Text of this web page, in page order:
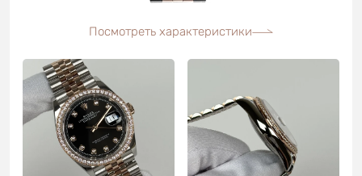
Посмотреть характеристики